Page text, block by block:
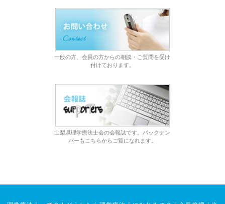
一般の方、会員の方からの相談・ご質問を受け
付けております。
山梨県理学療法士会の会報誌です。バックナン
バーもこちらからご覧になれます。